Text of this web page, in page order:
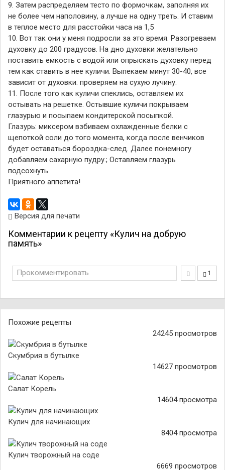
9. Затем распределяем тесто по формочкам, заполняя их
не более чем наполовину, а лучше на одну треть. И ставим
в теплое место для расстойки часа на 1,5
10. Вот так они у меня подросли за это время. Разогреваем
духовку до 200 градусов. На дно духовки желательно
поставить емкость с водой или опрыскать духовку перед
тем как ставить в нее куличи. Выпекаем минут 30-40, все
зависит от духовки. проверяем на сухую лучину.
11. После того как куличи спеклись, оставляем их
остывать на решетке. Остывшие куличи покрываем
глазурью и посыпаем кондитерской посыпкой.
Глазурь: миксером взбиваем охлажденные белки с
щепоткой соли до того момента, когда после венчиков
будет оставаться бороздка-след. Далее понемногу
добавляем сахарную пудру.; Оставляем глазурь
подсохнуть.
Приятного аппетита!
Версия для печати
Комментарии к рецепту «Кулич на добрую
память»
1
Прокомментировать
Похожие рецепты
24245 просмотров
Скумбрия в бутылке
14627 просмотров
Салат Корель
14604 просмотра
Кулич для начинающих
8404 просмотра
Кулич творожный на соде
6669 просмотров